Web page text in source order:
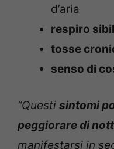
d’aria
respiro
tosse
senso di
“Questi sintomi
peggiorare di
manifestarsi in